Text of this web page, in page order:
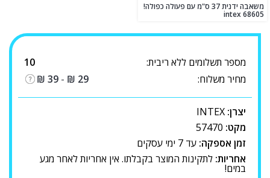
משאבה ידנית 37 ס"מ עם פעולה כפולה!
intex 68605
מספר תשלומים ללא ריבית:
10
מחיר משלוח:
₪ 29
-
₪ 39
יצרן: INTEX
מקט: 57470
זמן אספקה: עד 7 ימי עסקים
אחריות: לתקינות המוצר בקבלתו. אין אחריות לאחר מגע
במים!